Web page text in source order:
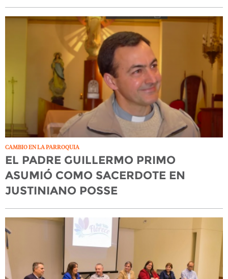
CAMBIO EN LA PARROQUIA
EL PADRE GUILLERMO PRIMO
ASUMIÓ COMO SACERDOTE EN
JUSTINIANO POSSE